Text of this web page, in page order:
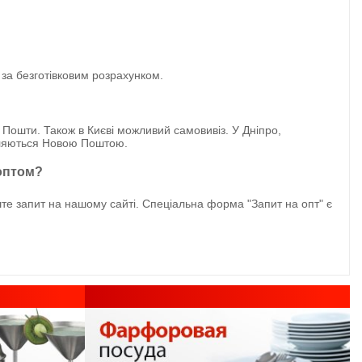
безготівковим розрахунком.
Також в Києві можливий самовивіз. У Дніпро,
Новою Поштою.
запит на нашому сайті. Спеціальна форма "Запит на опт" є